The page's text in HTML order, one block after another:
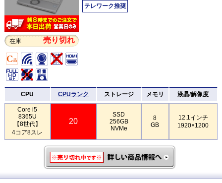
在庫 売り切れ
テレワーク推奨
CPU CPUランク ストレージ メモリ 液晶/解像度
Core i5
8365U
【8世代】
4コア8スレ
20
SSD
256GB
NVMe
8
GB
12.1インチ
1920×1200